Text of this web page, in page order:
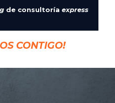
de consultoría express
CONTIGO!